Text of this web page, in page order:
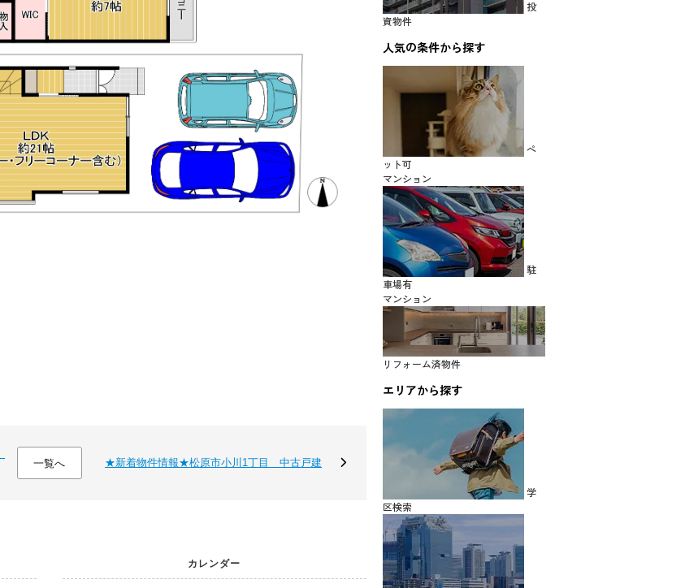
一覧へ ★新着物件情報★松原市小川1丁目 中古戸建
カレンダー
投
資物件
人気の条件から探す
ペ
ット可
マンション
駐
車場有
マンション
リフォーム済物件
エリアから探す
学
区検索